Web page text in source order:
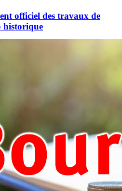
officiel des travaux de
historique